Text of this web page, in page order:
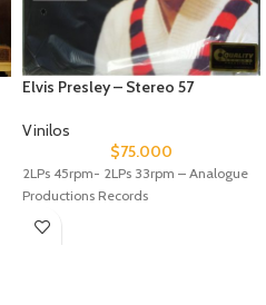
Elvis Presley – Stereo 57
Vinilos
$75.000
2LPs 45rpm- 2LPs 33rpm – Analogue
Productions Records